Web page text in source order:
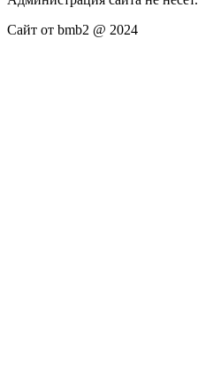
Сайт от bmb2 @ 2024